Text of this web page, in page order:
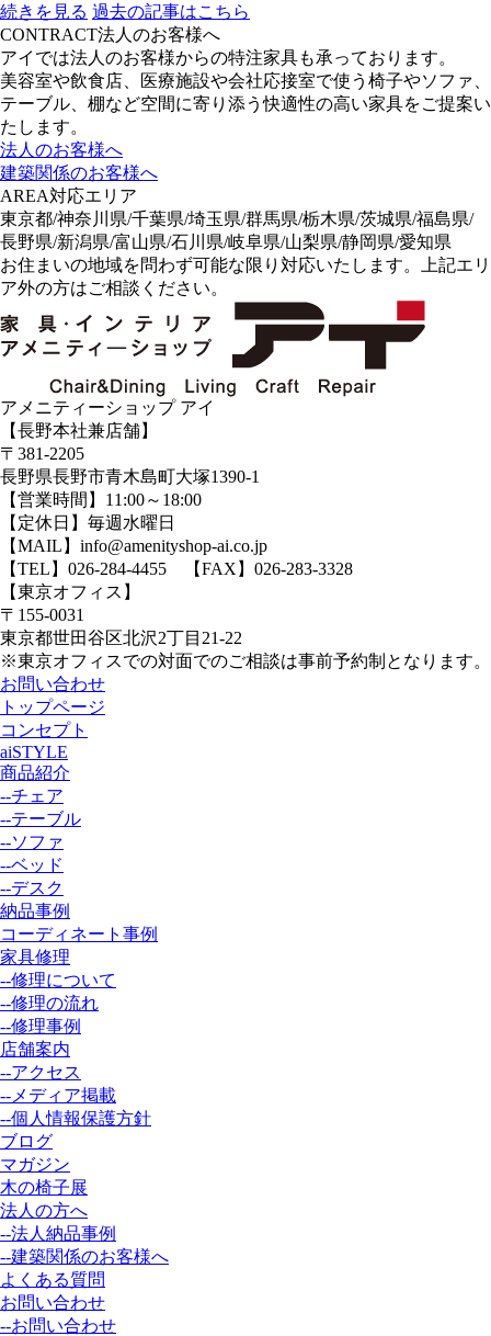
続きを見る 過去の記事はこちら
CONTRACT法人のお客様へ
アイでは法人のお客様からの特注家具も承っております。
美容室や飲食店、医療施設や会社応接室で使う椅子やソファ、
テーブル、棚など空間に寄り添う快適性の高い家具をご提案い
たします。
法人のお客様へ
建築関係のお客様へ
AREA対応エリア
東京都/神奈川県/千葉県/埼玉県/群馬県/栃木県/茨城県/福島県/
長野県/新潟県/富山県/石川県/岐阜県/山梨県/静岡県/愛知県
お住まいの地域を問わず可能な限り対応いたします。上記エリ
ア外の方はご相談ください。
アメニティーショップ アイ
【長野本社兼店舗】
〒381-2205
長野県長野市青木島町大塚1390-1
【営業時間】11:00～18:00
【定休日】毎週水曜日
【MAIL】info@amenityshop-ai.co.jp
【TEL】 026-284-4455 【FAX】026-283-3328
【東京オフィス】
〒155-0031
東京都世田谷区北沢2丁目21-22
※東京オフィスでの対面でのご相談は事前予約制となります。
お問い合わせ
トップページ
コンセプト
aiSTYLE
商品紹介
--チェア
--テーブル
--ソファ
--ベッド
--デスク
納品事例
コーディネート事例
家具修理
--修理について
--修理の流れ
--修理事例
店舗案内
--アクセス
--メディア掲載
--個人情報保護方針
ブログ
マガジン
木の椅子展
法人の方へ
--法人納品事例
--建築関係のお客様へ
よくある質問
お問い合わせ
--お問い合わせ